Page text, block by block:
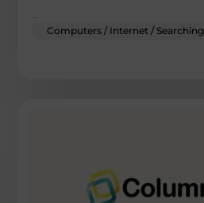
...
Computers / Internet / Searching